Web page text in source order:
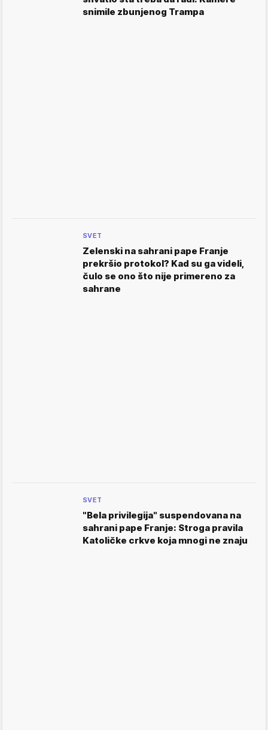
snimile zbunjenog Trampa
SVET
Zelenski na sahrani pape Franje
prekršio protokol? Kad su ga videli,
čulo se ono što nije primereno za
sahrane
SVET
"Bela privilegija" suspendovana na
sahrani pape Franje: Stroga pravila
Katoličke crkve koja mnogi ne znaju